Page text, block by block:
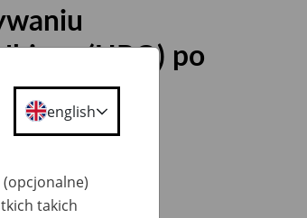
(UPO) po
english
(opcjonalne)
takich